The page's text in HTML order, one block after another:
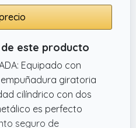
este producto
Equipado con
giratoria
cilíndrico con dos
es perfecto
seguro de